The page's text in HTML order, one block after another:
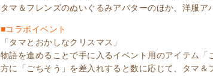
タマ＆フレンズのぬいぐるみアバターのほか、洋服ア
■コラボイベント
「タマとおかしなクリスマス」
物語を進めることで手に入るイベント用のアイテム
方に「ごちそう」を差入れすると数に応じて、タマ＆